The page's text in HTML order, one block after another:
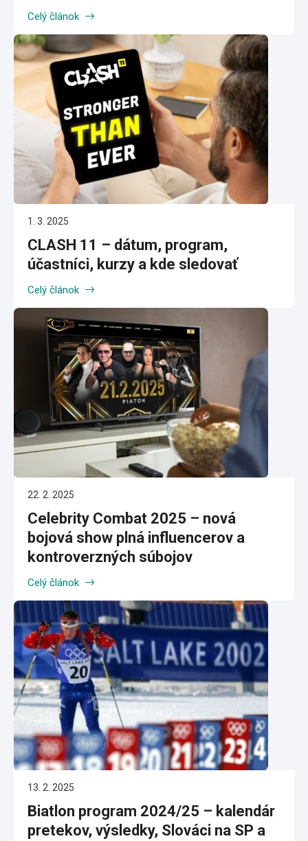
Celý článok
1. 3. 2025
CLASH 11 – dátum, program,
účastníci, kurzy a kde sledovať
Celý článok
22. 2. 2025
Celebrity Combat 2025 – nová
bojová show plná influencerov a
kontroverzných súbojov
Celý článok
13. 2. 2025
Biatlon program 2024/25 – kalendár
pretekov, výsledky, Slováci na SP a